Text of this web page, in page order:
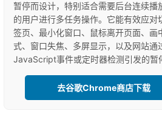
暂停而设计，特别适合需要后台连续播
的用户进行多任务操作。它能有效应对
签页、最小化窗口、鼠标离开页面、画
式、窗口失焦、多屏显示，以及网站通
JavaScript事件或定时器检测引发的暂
去谷歌Chrome商店下载